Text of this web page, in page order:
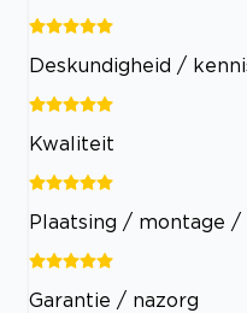
Deskundigheid /
Kwaliteit
Plaatsing / montage /
Garantie / nazorg